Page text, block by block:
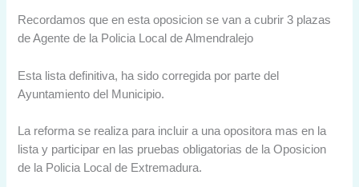
Recordamos que en esta oposicion se van a cubrir 3 plazas
de Agente de la Policia Local de Almendralejo
Esta lista definitiva, ha sido corregida por parte del
Ayuntamiento del Municipio.
La reforma se realiza para incluir a una opositora mas en la
lista y participar en las pruebas obligatorias de la Oposicion
de la Policia Local de Extremadura.